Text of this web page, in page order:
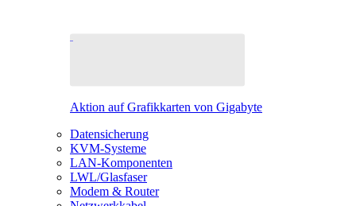
Aktion auf Grafikkarten von Gigabyte
Datensicherung
KVM-Systeme
LAN-Komponenten
LWL/Glasfaser
Modem & Router